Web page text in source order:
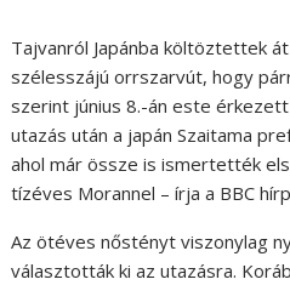
Tajvanról Japánba költöztettek
szélesszájú orrszarvút, hogy
szerint június 8.-án este
utazás után a japán Szaitama
ahol már össze is ismertették
tízéves Morannel – írja a BBC
Az ötéves nőstényt viszonylag
választották ki az utazásra.